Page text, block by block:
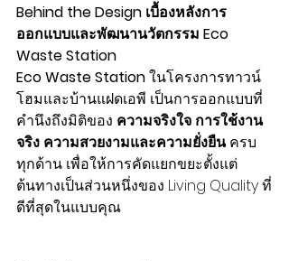
Behind the Design เบื้องหลังการ
ออกแบบและพัฒนานวัตกรรม Eco
Waste Station
Eco Waste Station ในโครงการทาวน์
โฮมและบ้านแฝดเอพี เป็นการออกแบบที่
คำนึงถึงมิติของ ความจริงใจ การใช้งาน
จริง ความสวยงามและความยั่งยืน ครบ
ทุกด้าน เพื่อให้การคัดแยกขยะตั้งแต่
ต้นทางเป็นส่วนหนึ่งของ Living Quality ที่
ดีที่สุดในแบบคุณ